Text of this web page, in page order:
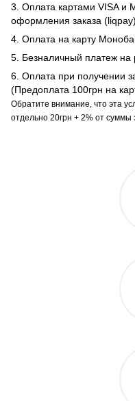
3. Оплата картами VISA и
оформления заказа
4. Оплата на карту
5. Безналичный платеж на
6. Оплата при получении
(Предоплата 100грн на
Обратите внимание, что эта
отдельно 20грн + 2% от суммы